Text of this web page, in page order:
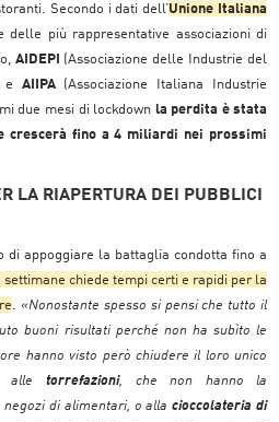
Secondo i dati dell’Unione Italiana
più rappresentative associazioni di
AIDEPI
(Associazione delle Industrie del
e AIIPA(Associazione Italiana Industrie
due mesi di lockdown la perdita è stata
crescerà fino a 4 miliardi nei prossimi
LA RIAPERTURA DEI PUBBLICI
di appoggiare la battaglia condotta fino a
settimane chiede tempi certi e rapidi per la
.«Nonostante spesso si pensi che tutto il
buoni risultati perché non ha subìto le
hanno visto però chiudere il loro unico
alle torrefazioni, che non hanno la
negozi di alimentari, o allacioccolateria di